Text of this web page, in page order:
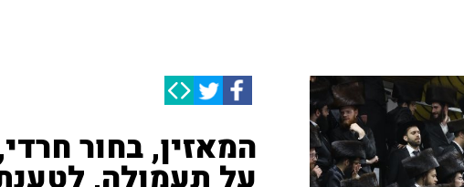
המאזין, בחור